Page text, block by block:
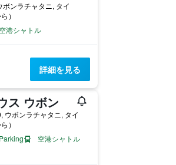
ンラチャタニ, タイ
）
空港シャトル
詳細を見る
ス ウボン
ウボンラチャタニ, タイ
）
Parking
空港シャトル